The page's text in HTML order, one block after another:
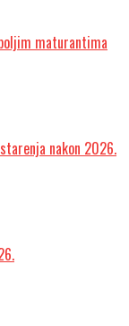
maturantima
nakon 2026.